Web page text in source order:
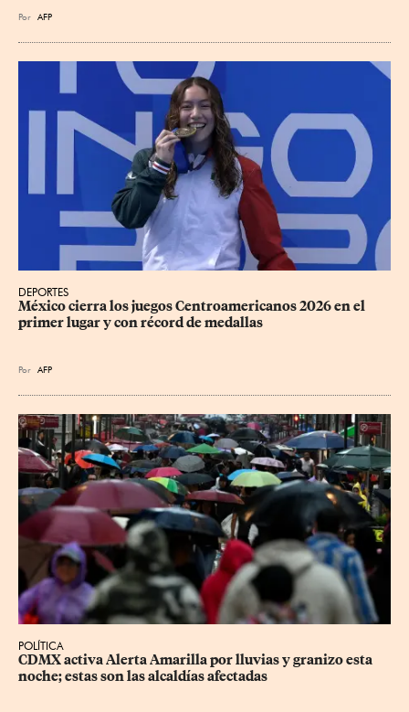
Por AFP
DEPORTES
México cierra los juegos Centroamericanos 2026 en el
primer lugar y con récord de medallas
Por AFP
POLÍTICA
CDMX activa Alerta Amarilla por lluvias y granizo esta
noche; estas son las alcaldías afectadas